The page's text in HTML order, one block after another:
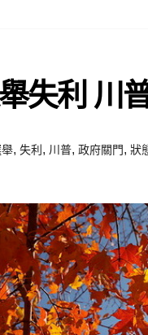
失利 川
, 失利 , 川普, 政府關門, 狀